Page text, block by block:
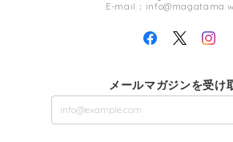
E-mail：
メールマガジンを受け